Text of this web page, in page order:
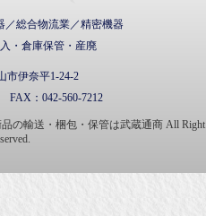
／総合物流業／精密機器
・倉庫保管・産廃
市伊奈平1-24-2
FAX： 042-560-7212
の輸送・梱包・保管は武蔵通商 All Right